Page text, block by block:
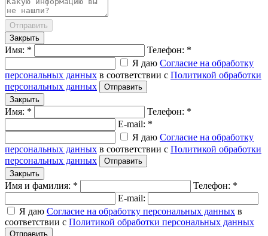
Отправить
Закрыть
Имя: *
Телефон: *
Я даю Согласие на обработку
персональных данных в соответствии с Политикой обработки
персональных данных
Отправить
Закрыть
Имя: *
Телефон: *
E-mail: *
Я даю Согласие на обработку
персональных данных в соответствии с Политикой обработки
персональных данных
Отправить
Закрыть
Имя и фамилия: *
Телефон: *
E-mail:
Я даю Согласие на обработку персональных данных в
соответствии с Политикой обработки персональных данных
Отправить